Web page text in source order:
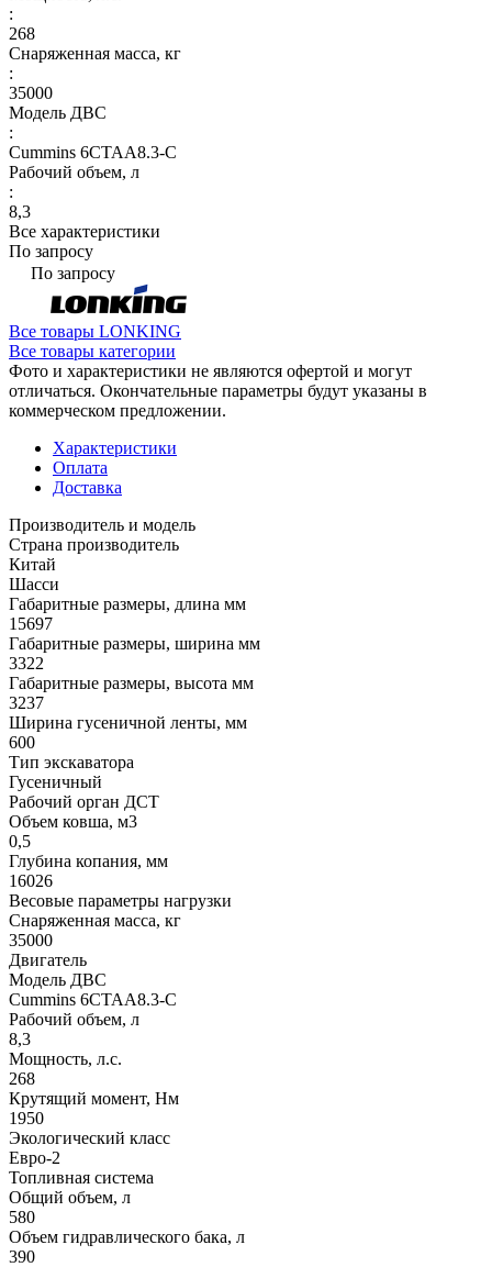
:
268
Снаряженная масса, кг
:
35000
Модель ДВС
:
Cummins 6CTAA8.3-C
Рабочий объем, л
:
8,3
Все характеристики
По запросу
По запросу
Все товары LONKING
Все товары категории
Фото и характеристики не являются офертой и могут
отличаться. Окончательные параметры будут указаны в
коммерческом предложении.
Характеристики
Оплата
Доставка
Производитель и модель
Страна производитель
Китай
Шасси
Габаритные размеры, длина мм
15697
Габаритные размеры, ширина мм
3322
Габаритные размеры, высота мм
3237
Ширина гусеничной ленты, мм
600
Тип экскаватора
Гусеничный
Рабочий орган ДСТ
Объем ковша, м3
0,5
Глубина копания, мм
16026
Весовые параметры нагрузки
Снаряженная масса, кг
35000
Двигатель
Модель ДВС
Cummins 6CTAA8.3-C
Рабочий объем, л
8,3
Мощность, л.с.
268
Крутящий момент, Нм
1950
Экологический класс
Евро-2
Топливная система
Общий объем, л
580
Объем гидравлического бака, л
390